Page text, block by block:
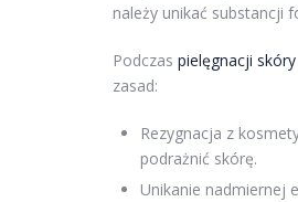
należy unikać substancji
Podczas pielęgnacji skóry
zasad:
Rezygnacja z
podrażnić skórę.
Unikanie nadmiernej